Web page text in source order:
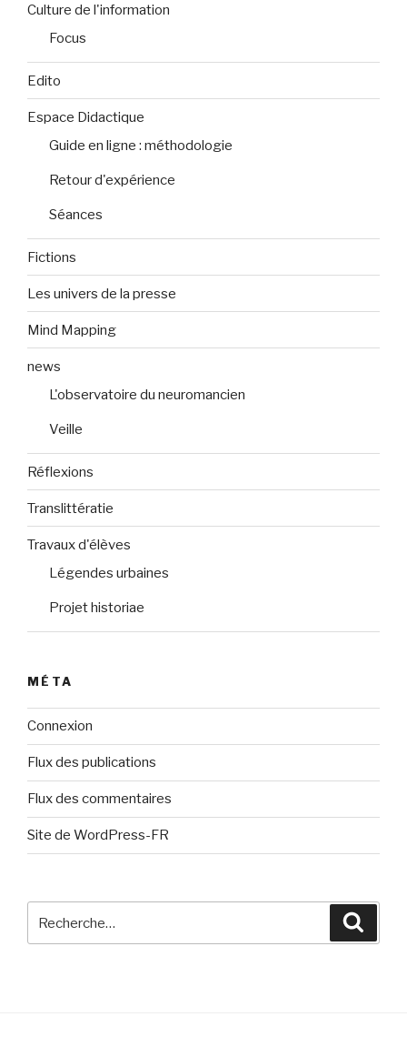
Culture de l'information
Focus
Edito
Espace Didactique
Guide en ligne : méthodologie
Retour d'expérience
Séances
Fictions
Les univers de la presse
Mind Mapping
news
L'observatoire du neuromancien
Veille
Réflexions
Translittératie
Travaux d'élèves
Légendes urbaines
Projet historiae
MÉTA
Connexion
Flux des publications
Flux des commentaires
Site de WordPress-FR
pour